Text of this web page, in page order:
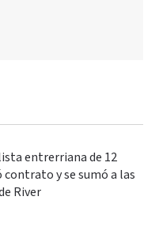
entrerriana de 12
y se sumó a las
River